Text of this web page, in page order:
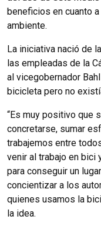
beneficios en cuanto
ambiente.
La iniciativa nació de
las empleadas de la
al vicegobernador
bicicleta pero no
“Es muy positivo que
concretarse, sumar
trabajemos entre
venir al trabajo en bici
para conseguir un
concientizar a los
quienes usamos la
la idea.